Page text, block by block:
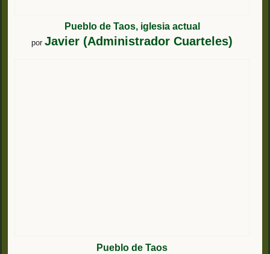
Pueblo de Taos, iglesia actual
por Javier (Administrador Cuarteles)
Pueblo de Taos